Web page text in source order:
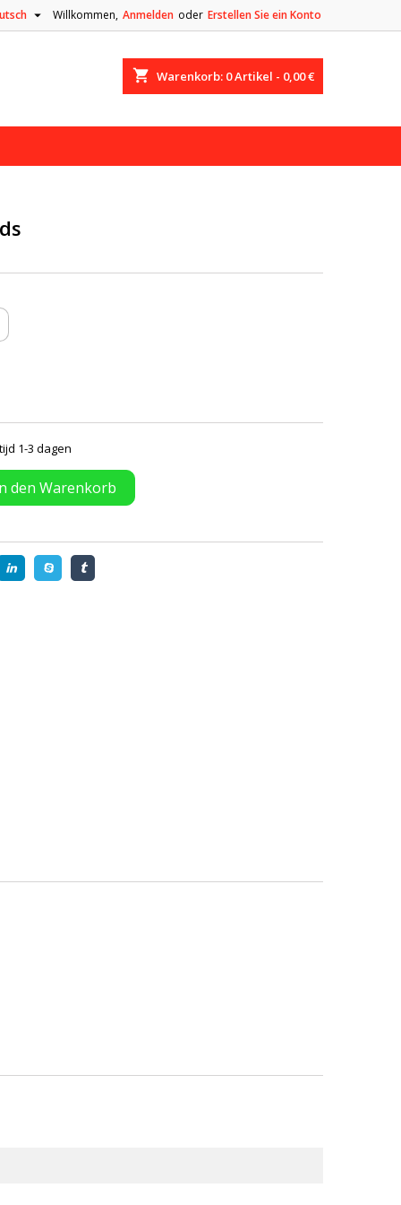
Willkommen, Anmelden oder Erstellen Sie ein Konto

shopping_cart Warenkorb: 0Artikel - 0,00 €
1-3 dagen
den Warenkorb